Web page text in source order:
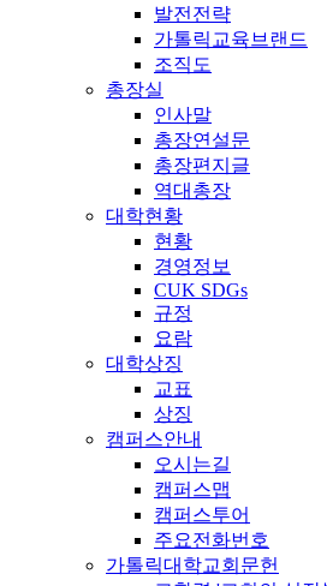
발전전략
가톨릭교육브랜드
조직도
총장실
인사말
총장연설문
총장편지글
역대총장
대학현황
현황
경영정보
CUK SDGs
규정
요람
대학상징
교표
상징
캠퍼스안내
오시는길
캠퍼스맵
캠퍼스투어
주요전화번호
가톨릭대학교회문헌